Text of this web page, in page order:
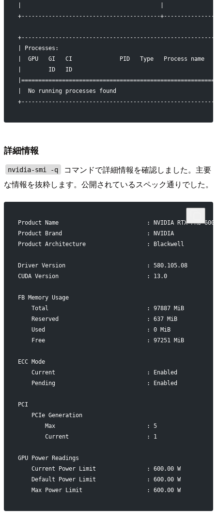
+-----------------------------------------
| Processes:
|  GPU   GI   CI              PID   Type   Process
|        ID   ID
|  No running processes found
詳細情報
nvidia-smi -q
コマンドで詳細情報を確認しました。主要
な情報を抜粋します。公開されているスペック通りでした。
Product Name                          : NVIDIA RTX PRO
Product Brand                         : NVIDIA
Product Architecture                  : Blackwell
Driver Version                        : 580.105.08
CUDA Version                          : 13.0
FB Memory Usage
    Total                             : 97887 MiB
    Reserved                          : 637 MiB
    Used                              : 0 MiB
    Free                              : 97251 MiB
ECC Mode
    Current                           : Enabled
    Pending                           : Enabled
PCI
    PCIe Generation
        Max                           : 5
        Current                       : 1
GPU Power Readings
    Current Power Limit               : 600.00 W
    Default Power Limit               : 600.00 W
    Max Power Limit                   : 600.00 W